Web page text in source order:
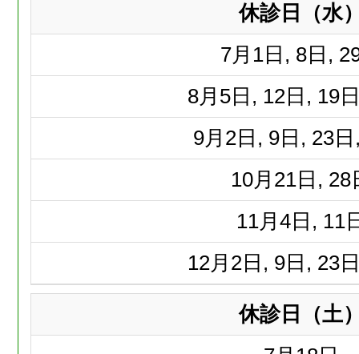
休診日（水
7月 1日, 8日,
8月 5日, 12日, 19
9月 2日, 9日, 23
10月 21日, 28
11月 4日, 11
12月 2日, 9日, 23
休診日（土